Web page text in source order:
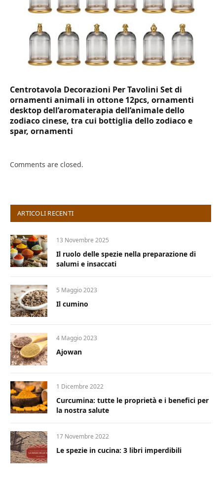
Centrotavola Decorazioni Per Tavolini Set di
ornamenti animali in ottone 12pcs, ornamenti
desktop dell’aromaterapia dell’animale dello
zodiaco cinese, tra cui bottiglia dello zodiaco e
spar, ornamenti
Comments are closed.
ARTICOLI RECENTI
13 Novembre 2025
Il ruolo delle spezie nella preparazione di
salumi e insaccati
5 Maggio 2023
Il cumino
4 Maggio 2023
Ajowan
1 Dicembre 2022
Curcumina: tutte le proprietà e i benefici per
la nostra salute
17 Novembre 2022
Le spezie in cucina: 3 libri imperdibili